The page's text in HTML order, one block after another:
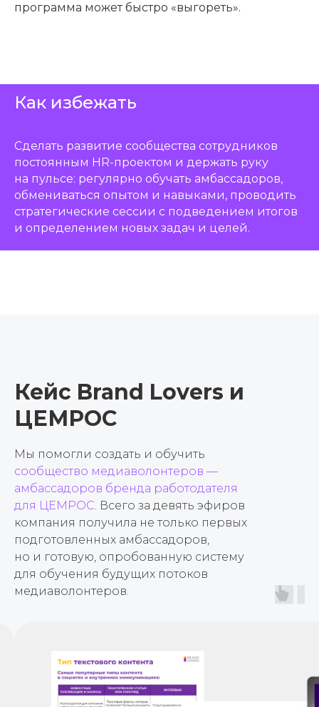
программа может быстро «выгореть».
Как избежать
Сделать развитие сообщества сотрудников
постоянным HR-проектом и держать руку
на пульсе: регулярно обучать амбассадоров,
обмениваться опытом и навыками, проводить
стратегические сессии с подведением итогов
и определением новых задач и целей.
Кейс Brand Lovers и
ЦЕМРОС
Мы помогли создать и обучить
сообщество медиаволонтеров —
амбассадоров бренда работодателя
для ЦЕМРОС. Всего за девять эфиров
компания получила не только первых
подготовленных амбассадоров,
но и готовую, опробованную систему
для обучения будущих потоков
медиаволонтеров.